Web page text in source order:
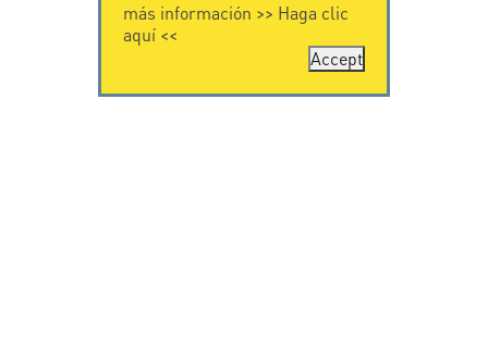
más información >> Haga clic
aquí<<
Accept